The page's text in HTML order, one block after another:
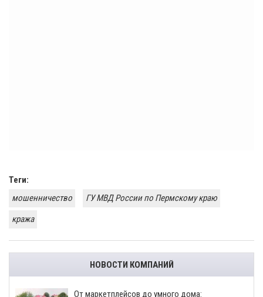
Теги:
мошенничество
ГУ МВД России по Пермскому краю
кража
НОВОСТИ КОМПАНИЙ
От маркетплейсов до умного дома: